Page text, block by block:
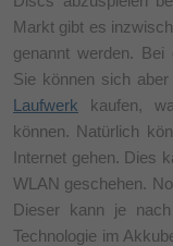
Markt gibt es
genannt werden.
Sie können sich
Laufwerk kaufen,
können. Natürlich
Internet gehen. Dies
WLAN geschehen.
Dieser kann je
Technologie im